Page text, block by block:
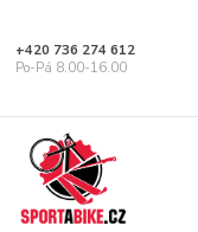
+420 736 274 612
Po-Pá 8.00-16.00